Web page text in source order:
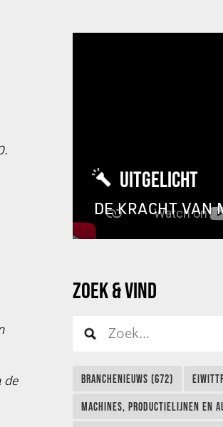
de
UITGELICHT
DE KRACHT VAN
ZOEK & VIND
BRANCHENIEUWS (672)
MACHINES, PRODUCTIELIJNEN EN